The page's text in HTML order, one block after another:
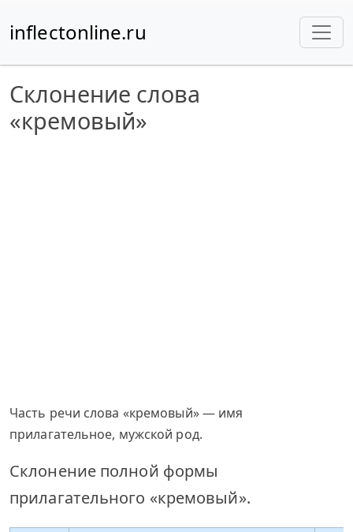
inflectonline.ru
Склонение слова
«кремовый»
Часть речи слова «кремовый» — имя
прилагательное, мужской род.
Склонение полной формы
прилагательного «кремовый».